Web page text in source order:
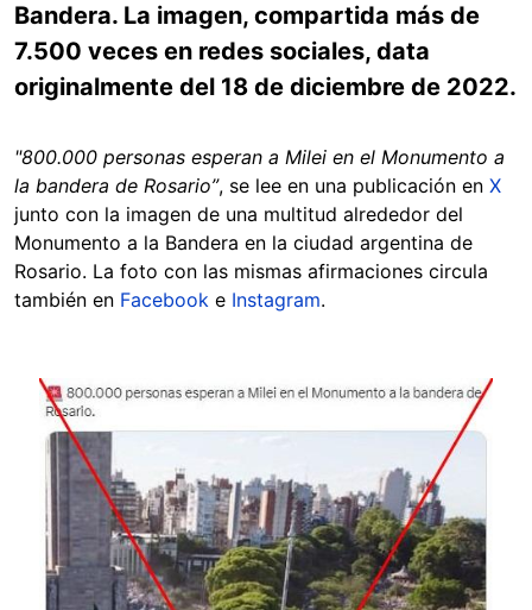
Bandera. La imagen, compartida más de
7.500 veces en redes sociales, data
originalmente del 18 de diciembre de 2022.
"800.000 personas esperan a Milei en el Monumento a
la bandera de Rosario”, se lee en una publicación en X
junto con la imagen de una multitud alrededor del
Monumento a la Bandera en la ciudad argentina de
Rosario. La foto con las mismas afirmaciones circula
también en Facebook e Instagram.
Image